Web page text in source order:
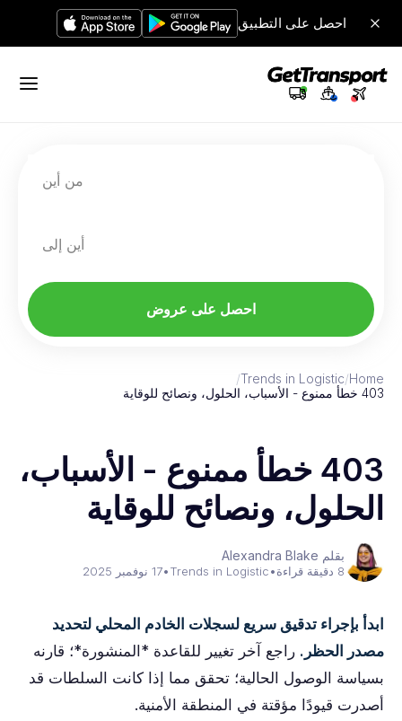
احصل على التطبيق
من أين
أين إلى
احصل على عروض
Home
/
Trends in Logistic
/
403 خطأ ممنوع - الأسباب، الحلول، ونصائح للوقاية
403 خطأ ممنوع - الأسباب،
الحلول، ونصائح للوقاية
بقلم Alexandra Blake
8 دقيقة قراءة •
Trends in Logistic
•17 نوفمبر 2025
ابدأ بإجراء تدقيق سريع لسجلات الخادم المحلي لتحديد
مصدر الحظر. راجع آخر تغيير للقاعدة *المنشورة*؛ قارنه
بسياسة الوصول الحالية؛ تحقق مما إذا كانت السلطات قد
أصدرت قيودًا مؤقتة في المنطقة الأمنية.